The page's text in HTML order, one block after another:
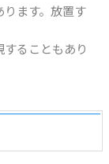
ます。放置す
ることもあり